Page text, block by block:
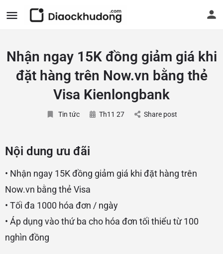
Nhận ngay 15K đồng giảm giá khi
đặt hàng trên Now.vn bằng thẻ
Visa Kienlongbank
Tin tức Th11 27 Share post
Nội dung ưu đãi
• Nhận ngay 15K đồng giảm giá khi đặt hàng trên
Now.vn bằng thẻ Visa
• Tối đa 1000 hóa đơn / ngày
• Áp dụng vào thứ ba cho hóa đơn tối thiểu từ 100
nghìn đồng